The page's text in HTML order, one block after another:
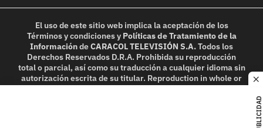
PUBLICIDAD
El uso de este sitio web implica la aceptación de los
Términos y condicionesy Políticas de Tratamiento de la
InformacióndeCARACOL TELEVISIÓN S.A.Todos los
Derechos Reservados D.R.A. Prohibida su reproducción
total o parcial, así como su traducción a cualquier idioma sin
autorización escrita de su titular. Reproduction in whole or